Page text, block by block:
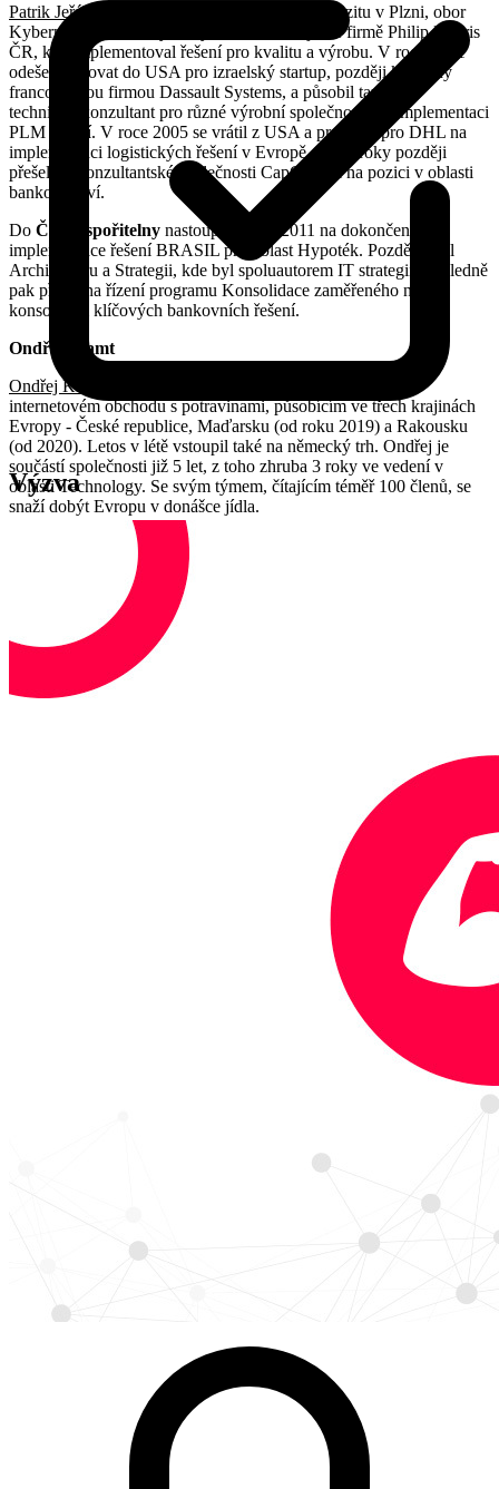
Patrik Jeřábek
vystudoval Západočeskou univerzitu v Plzni, obor
Kybernetika a řídící systémy. Kariéru zahájil ve firmě Philip Morris
ČR, kde implementoval řešení pro kvalitu a výrobu. V roce 2001
odešel pracovat do USA pro izraelský startup, později koupený
francouzskou firmou Dassault Systems, a působil tam jako
technický konzultant pro různé výrobní společnosti při implementaci
PLM řešení. V roce 2005 se vrátil z USA a pracoval pro DHL na
implementaci logistických řešení v Evropě, o dva roky později
přešel do konzultantské společnosti CapGemini na pozici v oblasti
bankovnictví.
Do České spořitelny nastoupil v roce 2011 na dokončení
implementace řešení BRASIL pro oblast Hypoték. Později vedl
Architekturu a Strategii, kde byl spoluautorem IT strategií. Následně
pak přešel na řízení programu Konsolidace zaměřeného na
konsolidaci klíčových bankovních řešení.
Ondřej Klamt
Ondřej Klamt
internetovém obchodu s potravinami, působícím ve třech krajinách
Evropy - České republice, Maďarsku (od roku 2019) a Rakousku
(od 2020). Letos v létě vstoupil také na německý trh. Ondřej je
součástí společnosti již 5 let, z toho zhruba 3 roky ve vedení v
oblasti Technology. Se svým týmem, čítajícím téměř 100 členů, se
snaží dobýt Evropu v donášce jídla.
Výzva